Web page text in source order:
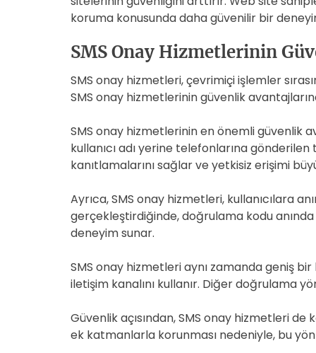
koruma konusunda daha güvenilir bir
SMS Onay Hizmetlerinin
SMS onay hizmetleri, çevrimiçi işlemler
SMS onay hizmetlerinin güvenlik
SMS onay hizmetlerinin en önemli güvenlik
kullanıcı adı yerine telefonlarına
kanıtlamalarını sağlar ve yetkisiz erişimi
Ayrıca, SMS onay hizmetleri, kullanıcılara
gerçekleştirdiğinde, doğrulama kodu anında
deneyim sunar.
SMS onay hizmetleri aynı zamanda geniş
iletişim kanalını kullanır. Diğer doğrulama
Güvenlik açısından, SMS onay hizmetleri
ek katmanlarla korunması nedeniyle, bu